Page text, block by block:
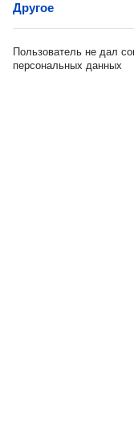
Другое
Пользователь не дал
персональных данных